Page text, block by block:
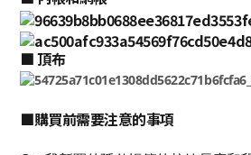
■ 頂布
■購買前需要注意的事項